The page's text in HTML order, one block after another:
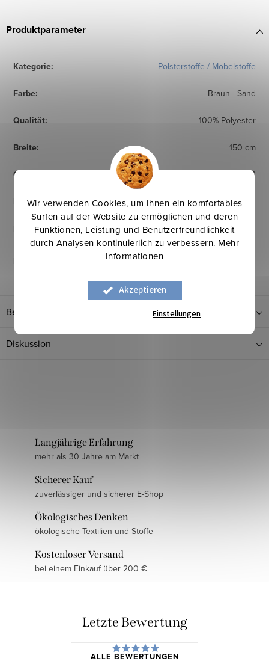
Wir verwenden Cookies, um Ihnen ein komfortables
Surfen auf der Website zu ermöglichen und deren
Funktionen, Leistung und Benutzerfreundlichkeit
durch Analysen kontinuierlich zu verbessern. Mehr
Informationen
Akzeptieren
Einstellungen
Produktparameter
Kategorie: Polsterstoffe / Möbelstoffe
Farbe: Braun - Sand
Qualität: 100% Polyester
Breite: 150 cm
Gewicht 300 g/m2
Martindale-Abriebtest: 58 000
Herkunftsland: EU
Pflegehinweise
Bewertung
Diskussion
Langjährige Erfahrung
mehr als 30 Jahre am Markt
Sicherer Kauf
zuverlässiger und sicherer E-Shop
Ökologisches Denken
ökologische Textilien und Stoffe
Kostenloser Versand
bei einem Einkauf über 200 €
Letzte Bewertung
ALLE BEWERTUNGEN